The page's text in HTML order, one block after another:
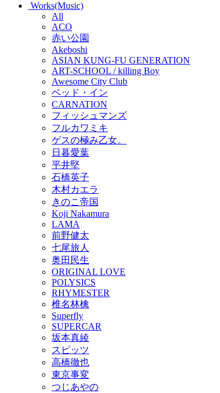
Works(Music)
All
ACO
赤い公園
Akeboshi
ASIAN KUNG-FU GENERATION
ART-SCHOOL / killing Boy
Awesome City Club
ベッド・イン
CARNATION
フィッシュマンズ
フルカワミキ
ゲスの極み乙女。
日暮愛葉
平井堅
石橋英子
木村カエラ
きのこ帝国
Koji Nakamura
LAMA
前野健太
七尾旅人
奥田民生
ORIGINAL LOVE
POLYSICS
RHYMESTER
椎名林檎
Superfly
SUPERCAR
坂本真綾
スピッツ
高橋徹也
東京事変
つじあやの